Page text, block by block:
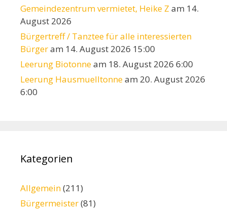
Gemeindezentrum vermietet, Heike Z am 14.
August 2026
Bürgertreff / Tanztee für alle interessierten
Bürgeram 14. August 2026 15:00
Leerung Biotonneam 18. August 2026 6:00
Leerung Hausmuelltonneam 20. August 2026
6:00
Kategorien
Allgemein(211)
Bürgermeister(81)